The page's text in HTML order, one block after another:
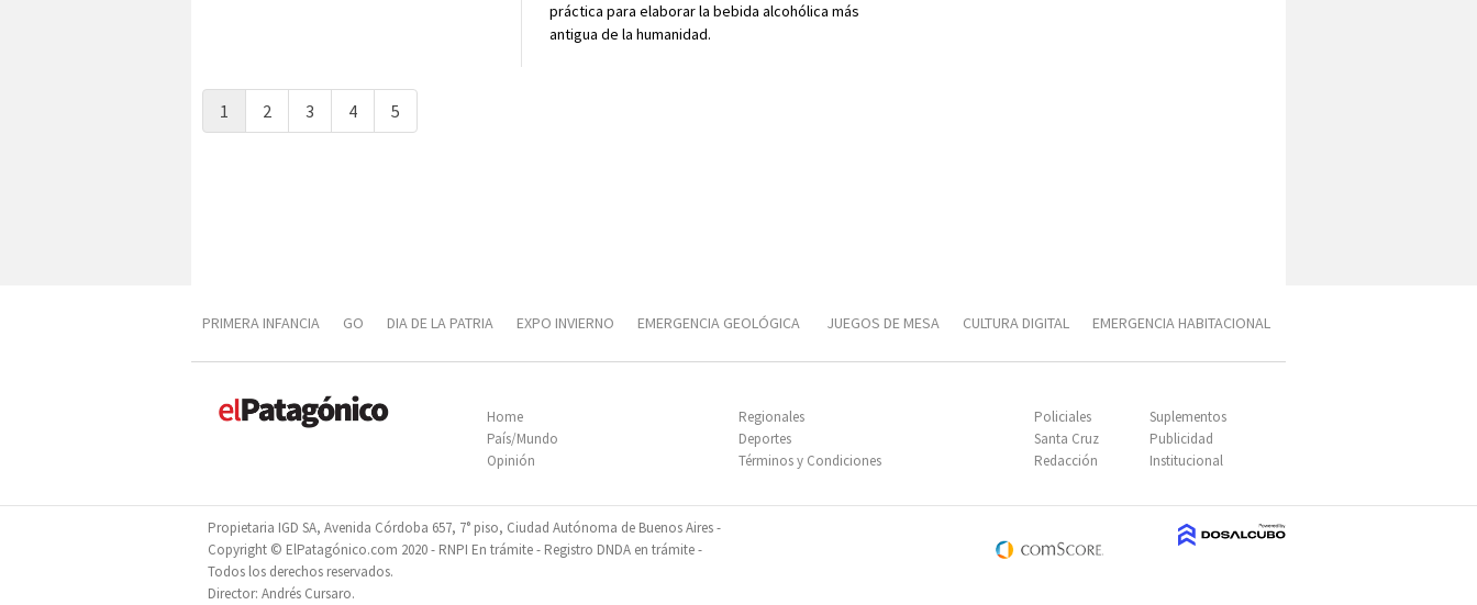
práctica para elaborar la bebida alcohólica más
antigua de la humanidad.
1 2 3 4 5
PRIMERA INFANCIA GO DIA DE LA PATRIA EXPO INVIERNO EMERGENCIA GEOLÓGICA JUEGOS DE MESA CULTURA DIGITAL EMERGENCIA HABITACIONAL
DIVERSIFICACIÓN PRODUCTIVA
Policiales
Suplementos
Santa Cruz
Publicidad
Redacción
Institucional
Home
Regionales
País/Mundo
Deportes
Opinión
Términos y Condiciones
Propietaria IGD SA, Avenida Córdoba 657, 7° piso, Ciudad Autónoma de Buenos Aires -
Copyright © ElPatagónico.com 2020 - RNPI En trámite - Registro DNDA en trámite -
Todos los derechos reservados.
Director: Andrés Cursaro.